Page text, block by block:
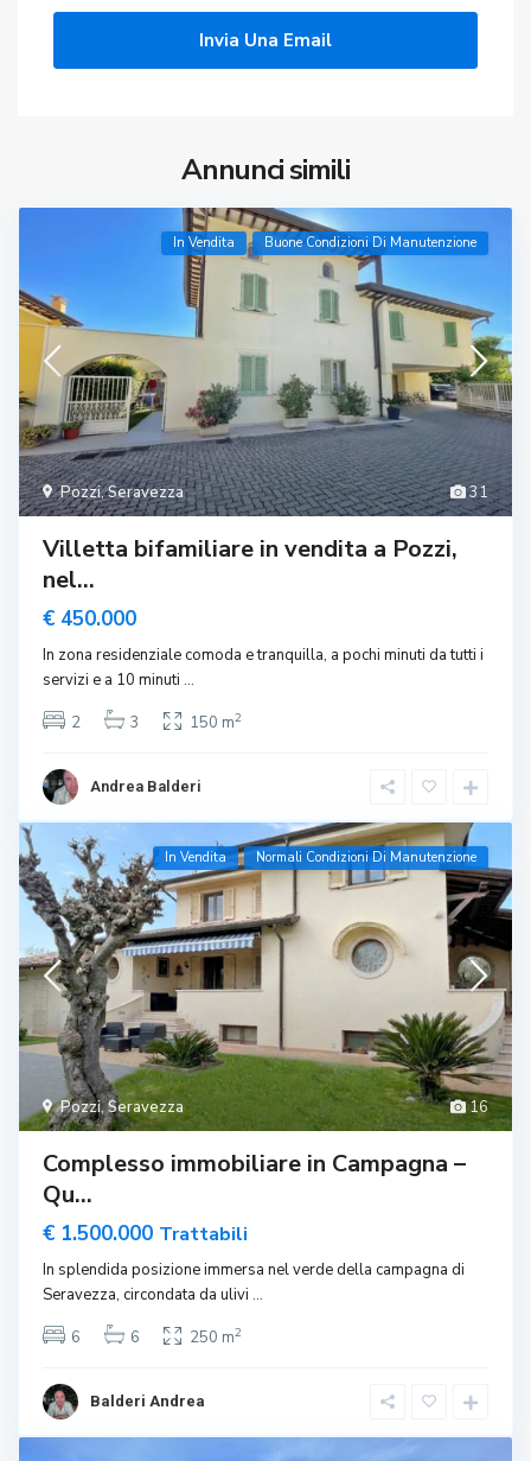
Annunci simili
31
Pozzi,Seravezza
In Vendita Buone Condizioni Di Manutenzione
Villetta bifamiliare in vendita a Pozzi,
nel...
€ 450.000
In zona residenziale comoda e tranquilla, a pochi minuti da tutti i
servizi e a 10 minuti...
2
3 150 m2
Andrea Balderi
16
Pozzi,Seravezza
In Vendita Normali Condizioni Di Manutenzione
Complesso immobiliare in Campagna –
Qu...
€ 1.500.000 Trattabili
In splendida posizione immersa nel verde della campagna di
Seravezza, circondata da ulivi...
6
6 250 m2
Balderi Andrea